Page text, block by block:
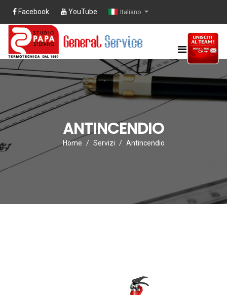
Facebook YouTube Italiano
ANTINCENDIO
Home Servizi Antincendio